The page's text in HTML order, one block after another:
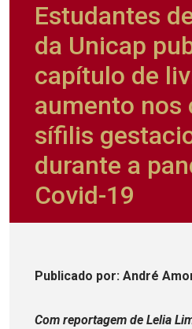
Estudantes
da Unicap
capítulo de
aumento nos
sífilis
durante a
Covid-19
Publicado por: André
Com reportagem de Lelia